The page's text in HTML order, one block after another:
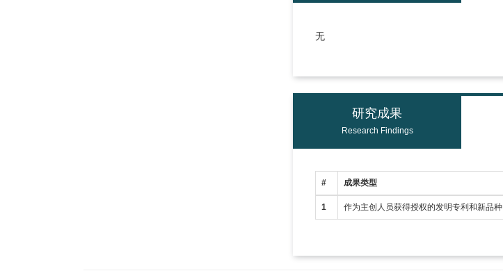
无
研究成果
Research Findings
# 成果类型
1 作为主创人员获得授权的发明专利和新品种